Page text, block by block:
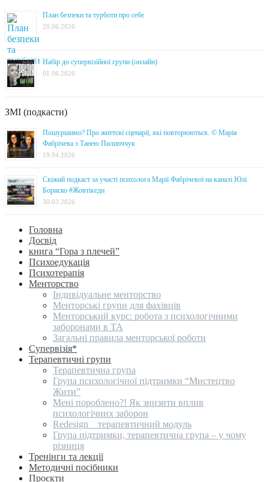
План безпеки та турботи про себе
20.06.2026
Набір до супервізійної групи (онлайн)
01.06.2026
ЗМІ (подкасти)
Пошуршимо? Про життєві сценарії, які повторюються. © Марія
Фабрічева з Танею Пилипччук
19.04.2026
Свіжий подкаст за участі психолога Марії Фабрічевої на каналі Юлі
Бориско #Жовтікеди
30.03.2026
Головна
Досвід
книга “Гора з плечей”
Психоедукація
Психотерапія
Менторство
Індивідуальне менторство
Менторські групи для фахівців
Менторський курс: робота з психологічними
заборонами в ТА
Загальні правила менторської роботи
Супервізія*
Терапевтичні групи
Терапевтична група
Група психологічної підтримки “Мистецтво
Жити”
Мені пороблено?! Як знизити вплив
психологічних заборон
Redesign _ терапевтичний модуль
Група підтримки, терапевтична група – у чому
різниця
Тренінги та лекції
Методичні посібники
Проєкти